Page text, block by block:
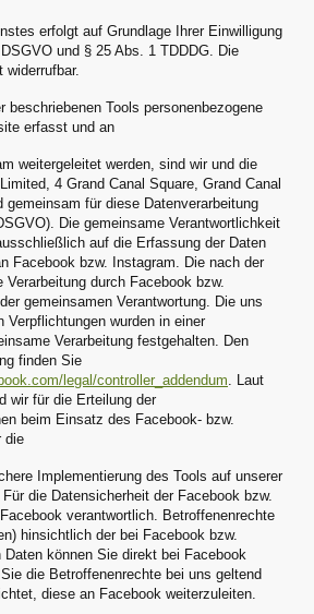
erfolgt auf Grundlage Ihrer Einwilligung
und § 25 Abs. 1 TDDDG. Die
widerrufbar.
beschriebenen Tools personenbezogene
erfasst und an
weitergeleitet werden, sind wir und die
4 Grand Canal Square, Grand Canal
gemeinsam für diese Datenverarbeitung
Die gemeinsame Verantwortlichkeit
auf die Erfassung der Daten
Facebook bzw. Instagram. Die nach der
Verarbeitung durch Facebook bzw.
gemeinsamen Verantwortung. Die uns
Verpflichtungen wurden in einer
Verarbeitung festgehalten. Den
finden Sie
legal/controller_addendum . Laut
wir für die Erteilung der
beim Einsatz des Facebook- bzw.
die
Implementierung des Tools auf unserer
die Datensicherheit der Facebook bzw.
verantwortlich. Betroffenenrechte
hinsichtlich der bei Facebook bzw.
können Sie direkt bei Facebook
die Betroffenenrechte bei uns geltend
diese an Facebook weiterzuleiten.